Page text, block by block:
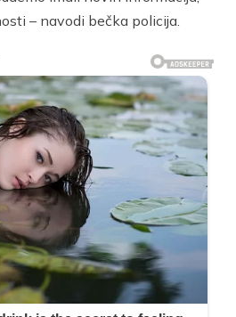
– navodi bečka policija.